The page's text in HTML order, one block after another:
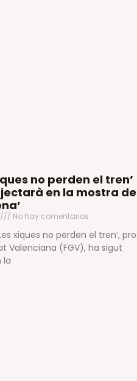
no perden el tren’
en la mostra de
No hay comentarios
xiques no perden el tren’,
Valenciana (FGV), ha sigut
la